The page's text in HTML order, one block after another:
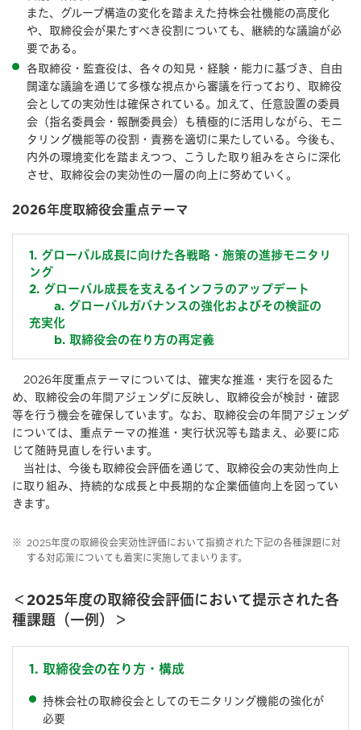
また、グループ構造の変化を踏まえた持株会社機能の高度化
や、取締役会が果たすべき役割についても、継続的な議論が必
要である。
各取締役・監査役は、各々の知見・経験・能力に基づき、自由
闊達な議論を通じて多様な視点から審議を行っており、取締役
会としての実効性は確保されている。加えて、任意設置の委員
会（指名委員会・報酬委員会）も積極的に活用しながら、モニ
タリング機能等の役割・責務を適切に果たしている。今後も、
内外の環境変化を踏まえつつ、こうした取り組みをさらに深化
させ、取締役会の実効性の一層の向上に努めていく。
2026年度取締役会重点テーマ
1. グローバル成長に向けた各戦略・施策の進捗モニタリ
ング
2. グローバル成長を支えるインフラのアップデート
a. グローバルガバナンスの強化およびその検証の
充実化
b. 取締役会の在り方の再定義
2026年度重点テーマについては、確実な推進・実⾏を図るた
め、取締役会の年間アジェンダに反映し、取締役会が検討・確認
等を⾏う機会を確保しています。なお、取締役会の年間アジェンダ
については、重点テーマの推進・実⾏状況等も踏まえ、必要に応
じて随時⾒直しを⾏います。
当社は、今後も取締役会評価を通じて、取締役会の実効性向上
に取り組み、持続的な成長と中長期的な企業価値向上を図ってい
きます。
※ 2025年度の取締役会実効性評価において指摘された下記の各種課題に対
する対応策についても着実に実施してまいります。
＜2025年度の取締役会評価において提示された各
種課題（一例）＞
1. 取締役会の在り方・構成
持株会社の取締役会としてのモニタリング機能の強化が
必要